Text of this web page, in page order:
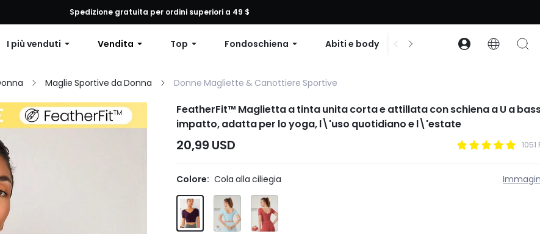
ordine, 12% di sconto su ordini superiori a $79 o 15% di sconto su ordini superiori a $99 | Codice: GLOWNEW
Spedizione gratuita per ordini superiori a 49 $
I più venduti Vendita Top Fondoschiena Abiti e body Accessori
Maglie Sportive da Donna Donne Magliette & Canottiere Sportive
FeatherFit™ Maglietta a tinta unita corta e attillata con schiena a U a
impatto, adatta per lo yoga, l\'uso quotidiano e l\'estate
20,99 USD
Colore: Cola alla ciliegia